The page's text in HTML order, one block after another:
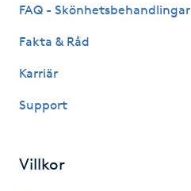
Kärlbehandling
Laserbehandling
LED-ljusterapi
FAQ - Skönhetsbehandlingar
Fakta & Råd
Karriär
Support
Villkor